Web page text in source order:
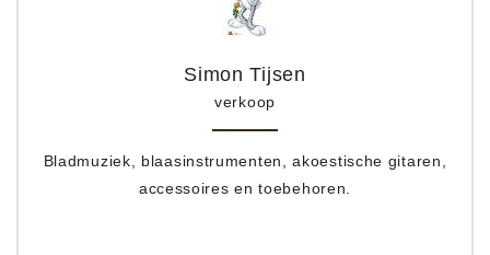
Simon Tijsen
verkoop
Bladmuziek, blaasinstrumenten, akoestische gitaren,
accessoires en toebehoren.